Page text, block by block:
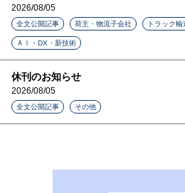
2026/08/05
全文公開記事 荷主・物流子会社 トラック輸
ＡＩ・DX・新技術
休刊のお知らせ
2026/08/05
全文公開記事 その他